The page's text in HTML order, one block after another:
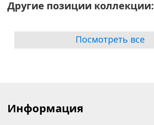
Другие позиции коллекции:
Посмотреть все
Информация